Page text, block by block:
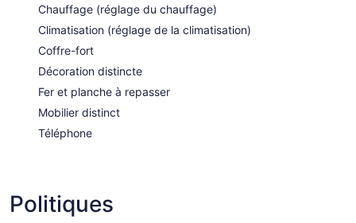
Chauffage (réglage du chauffage)
Climatisation (réglage de la climatisation)
Coffre-fort
Décoration distincte
Fer et planche à repasser
Mobilier distinct
Téléphone
Politiques